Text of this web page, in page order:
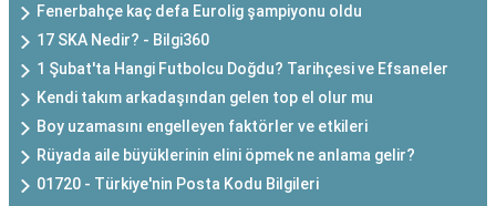
Fenerbahçe kaç defa Eurolig şampiyonu oldu
17 SKA Nedir? - Bilgi360
1 Şubat'ta Hangi Futbolcu Doğdu? Tarihçesi ve Efsaneler
Kendi takım arkadaşından gelen top el olur mu
Boy uzamasını engelleyen faktörler ve etkileri
Rüyada aile büyüklerinin elini öpmek ne anlama gelir?
01720 - Türkiye'nin Posta Kodu Bilgileri